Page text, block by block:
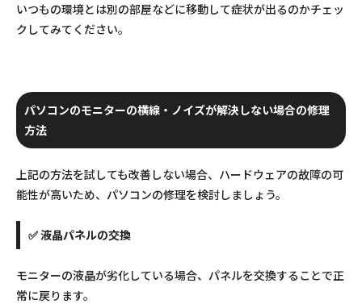
いつもの環境とは別の部屋などに移動して症状が出るのかチェッ
クしてみてください。
パソコンのモニターの横線・ノイズが解決しない場合の修理
方法
上記の方法を試しても改善しない場合、ハードウェアの故障の可
能性が高いため、パソコンの修理を検討しましょう。
✅ 液晶パネルの交換
モニターの液晶が劣化している場合、パネルを交換することで正
常に戻ります。